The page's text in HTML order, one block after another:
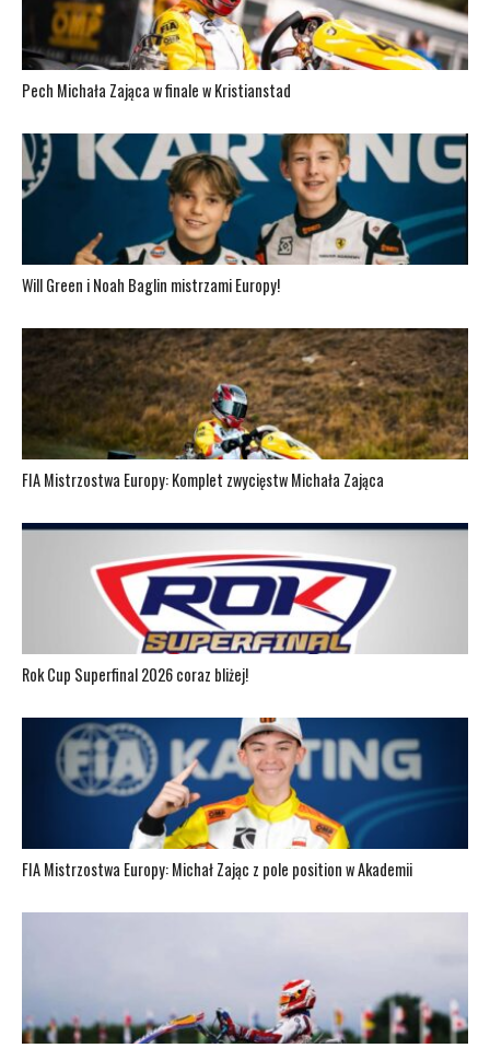
Pech Michała Zająca w finale w Kristianstad
Will Green i Noah Baglin mistrzami Europy!
FIA Mistrzostwa Europy: Komplet zwycięstw Michała Zająca
Rok Cup Superfinal 2026 coraz bliżej!
FIA Mistrzostwa Europy: Michał Zając z pole position w Akademii